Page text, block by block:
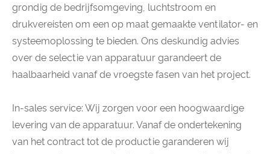
grondig de bedrijfsomgeving, luchtstroom en
drukvereisten om een ​​op maat gemaakte ventilator- en
systeemoplossing te bieden. Ons deskundig advies
over de selectie van apparatuur garandeert de
haalbaarheid vanaf de vroegste fasen van het project.
In-sales service: Wij zorgen voor een hoogwaardige
levering van de apparatuur. Vanaf de ondertekening
van het contract tot de productie garanderen wij